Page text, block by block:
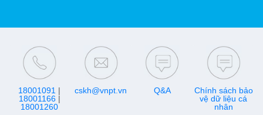
18001091 |
18001166|
18001260
cskh@vnpt.vn Q&A
Chính sách bảo
vệ dữ liệu cá
nhân